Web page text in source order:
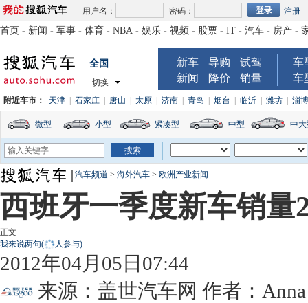
用户名： 密码： 注册
首页 - 新闻 - 军事 - 体育 - NBA - 娱乐 - 视频 - 股票 - IT - 汽车 - 房产 -
全国
切换
新车 导购
试驾
新闻
降价 销量
车
车
附近车市： 天津 石家庄 唐山 太原 济南 青岛 烟台 临沂 潍坊 淄博
微型 小型 紧凑型 中型 中
汽车频道 > 海外汽车 > 欧洲产业新闻
西班牙一季度新车销量
正文
我来说两句( 人参与)
2012年04月05日07:44
来源： 盖世汽车网 作者：